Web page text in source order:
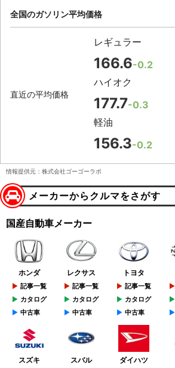
全国のガソリン平均価格
直近の平均価格
レギュラー
166.6-0.2
ハイオク
177.7-0.3
軽油
156.3-0.2
情報提供元：株式会社ゴーゴーラボ
メーカーからクルマをさがす
国産自動車メーカー
ホンダ
記事一覧
カタログ
中古車
レクサス
記事一覧
カタログ
中古車
トヨタ
記事一覧
カタログ
中古車
スズキ スバル ダイハツ